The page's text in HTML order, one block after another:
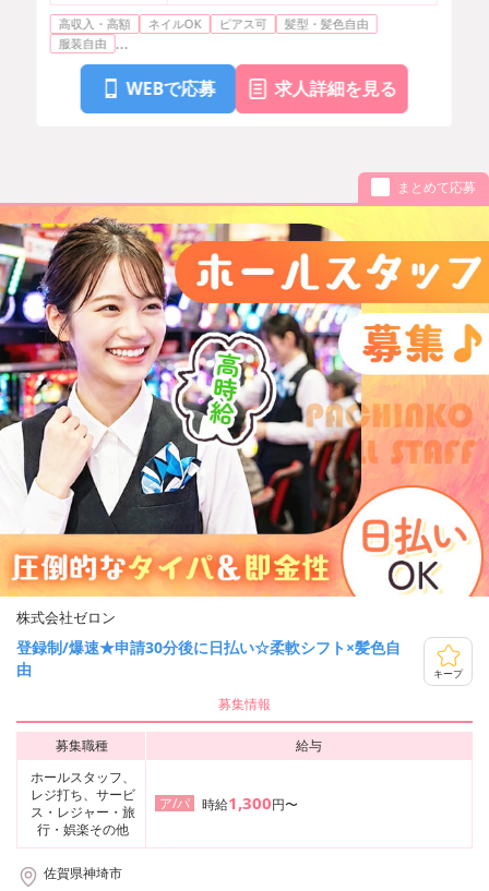
高収入・高額 ネイルOK ピアス可
髪型・髪色自由
服装自由 ...
WEBで応募 求人詳細を見る
まとめて応募
株式会社ゼロン
登録制/爆速★申請30分後に日払い☆柔軟シフト×髪色自
由
キープ
募集情報
募集職種
給与
ホールスタッフ、
レジ打ち、サービ
ス・レジャー・旅
行・娯楽その他
ア/パ 時給1,300円〜
佐賀県神埼市